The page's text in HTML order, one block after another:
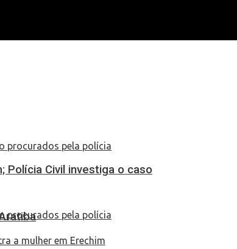
Civil investiga o caso